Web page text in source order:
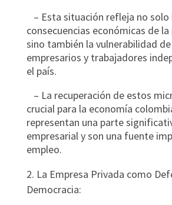
– Esta situación refleja no solo
consecuencias económicas de
sino también la vulnerabilidad
empresarios y trabajadores
el país.
– La recuperación de estos
crucial para la economía
representan una parte
empresarial y son una fuente
empleo.
La Empresa Privada como
Democracia: